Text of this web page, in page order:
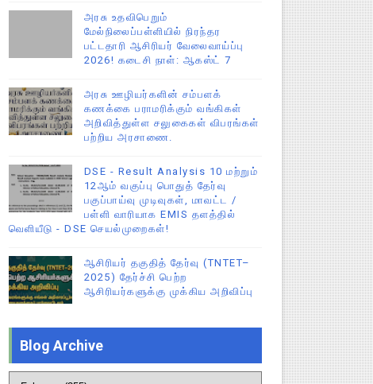
அரசு உதவிபெறும்
மேல்நிலைப்பள்ளியில் நிரந்தர
பட்டதாரி ஆசிரியர் வேலைவாய்ப்பு
2026! கடைசி நாள்: ஆகஸ்ட் 7
அரசு ஊழியர்களின் சம்பளக்
கணக்கை பராமரிக்கும் வங்கிகள்
அறிவித்துள்ள சலுகைகள் விபரங்கள்
பற்றிய அரசாணை.
DSE - Result Analysis 10 மற்றும்
12ஆம் வகுப்பு பொதுத் தேர்வு
பகுப்பாய்வு முடிவுகள், மாவட்ட /
பள்ளி வாரியாக EMIS தளத்தில்
வெளியீடு - DSE செயல்முறைகள்!
ஆசிரியர் தகுதித் தேர்வு (TNTET–
2025) தேர்ச்சி பெற்ற
ஆசிரியர்களுக்கு முக்கிய அறிவிப்பு
Blog Archive